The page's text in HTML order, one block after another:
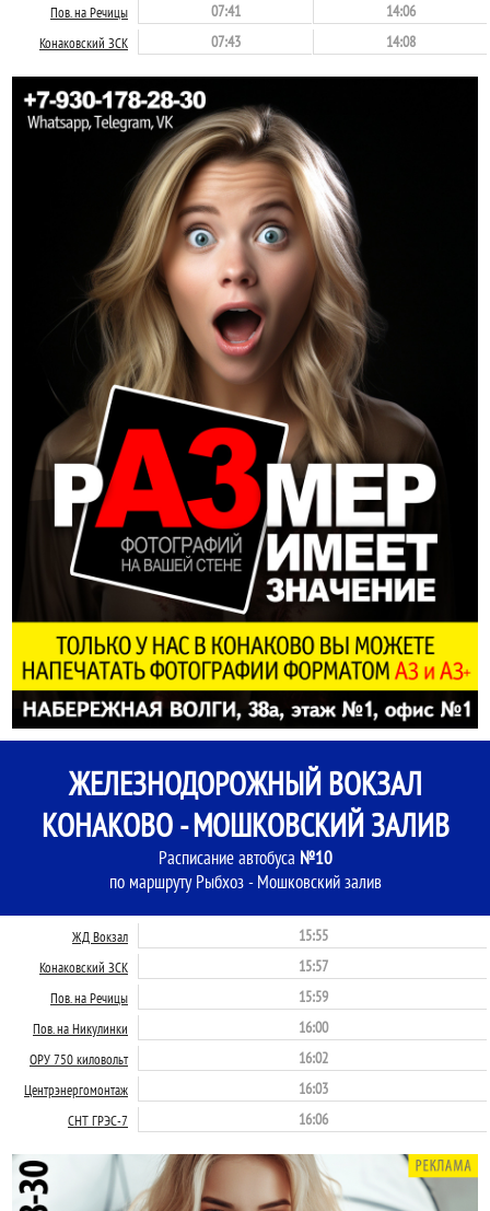
Пов. на Речицы 07:41 14:06
Конаковский ЗСК 07:43 14:08
ЖЕЛЕЗНОДОРОЖНЫЙ ВОКЗАЛ
КОНАКОВО - МОШКОВСКИЙ ЗАЛИВ
Расписание автобуса №10
по маршруту Рыбхоз - Мошковский залив
ЖД Вокзал 15:55
Конаковский ЗСК 15:57
Пов. на Речицы 15:59
Пов. на Никулинки 16:00
ОРУ 750 киловольт 16:02
Центрэнергомонтаж 16:03
СНТ ГРЭС-7 16:06